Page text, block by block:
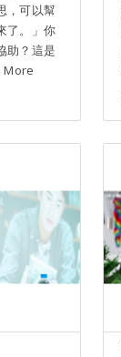
，可以幫
了。」你
助？這是
More